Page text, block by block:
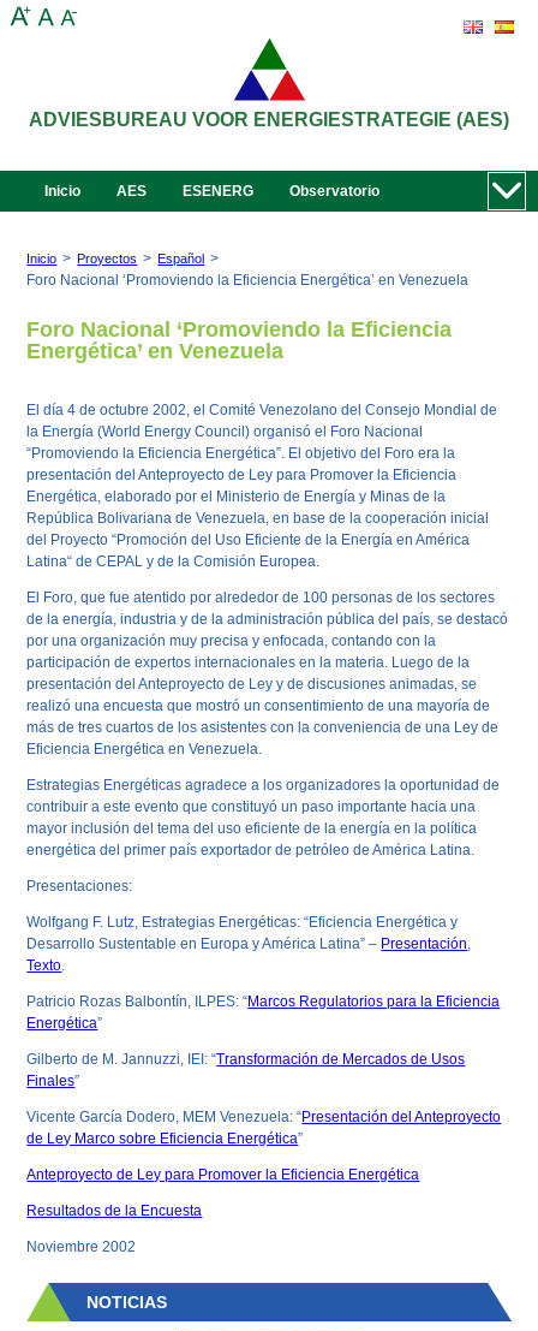
ADVIESBUREAU VOOR ENERGIESTRATEGIE (AES)
Inicio AES ESENERG Observatorio
Inicio > Proyectos > Español >
Foro Nacional ‘Promoviendo la Eficiencia Energética’ en Venezuela
Foro Nacional ‘Promoviendo la Eficiencia
Energética’ en Venezuela
El día 4 de octubre 2002, el Comité Venezolano del Consejo Mondial de
la Energía (World Energy Council) organisó el Foro Nacional
“Promoviendo la Eficiencia Energética”. El objetivo del Foro era la
presentación del Anteproyecto de Ley para Promover la Eficiencia
Energética, elaborado por el Ministerio de Energía y Minas de la
República Bolivariana de Venezuela, en base de la cooperación inicial
del Proyecto “Promoción del Uso Eficiente de la Energía en América
Latina“ de CEPAL y de la Comisión Europea.
El Foro, que fue atentido por alrededor de 100 personas de los sectores
de la energía, industria y de la administración pública del país, se destacó
por una organización muy precisa y enfocada, contando con la
participación de expertos internacionales en la materia. Luego de la
presentación del Anteproyecto de Ley y de discusiones animadas, se
realizó una encuesta que mostró un consentimiento de una mayoría de
más de tres cuartos de los asistentes con la conveniencia de una Ley de
Eficiencia Energética en Venezuela.
Estrategias Energéticas agradece a los organizadores la oportunidad de
contribuir a este evento que constituyó un paso importante hacia una
mayor inclusión del tema del uso eficiente de la energía en la política
energética del primer país exportador de petróleo de América Latina.
Presentaciones:
Wolfgang F. Lutz, Estrategias Energéticas: “Eficiencia Energética y
Desarrollo Sustentable en Europa y América Latina” – Presentación,
Texto.
Patricio Rozas Balbontín, ILPES: “Marcos Regulatorios para la Eficiencia
Energética”
Gilberto de M. Jannuzzi, IEI: “Transformación de Mercados de Usos
Finales”
Vicente García Dodero, MEM Venezuela: “Presentación del Anteproyecto
de Ley Marco sobre Eficiencia Energética”
Anteproyecto de Ley para Promover la Eficiencia Energética
Resultados de la Encuesta
Noviembre 2002
NOTICIAS